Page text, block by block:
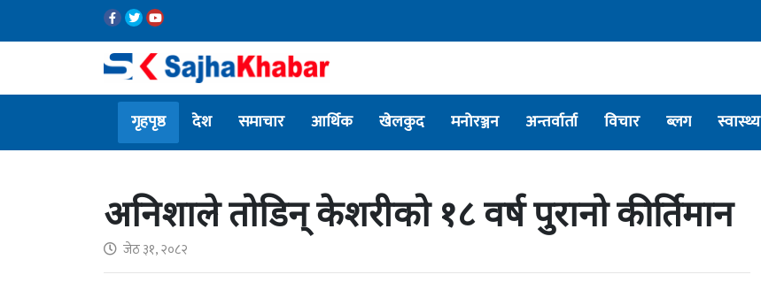
गृहपृष्ठ देश समाचार आर्थिक खेलकुद मनोरञ्जन अन्तर्वार्ता विचार ब्लग स्वास्थ्य
अनिशाले तोडिन् केशरीको १८ वर्ष पुरानो कीर्तिमान
जेठ ३१, २०८२